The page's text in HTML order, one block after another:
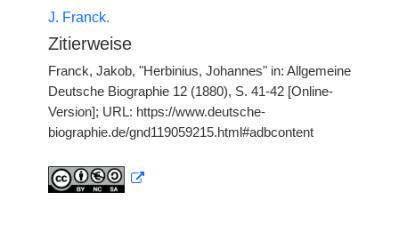
J. Franck.
Zitierweise
Franck, Jakob, "Herbinius, Johannes" in: Allgemeine
Deutsche Biographie 12 (1880), S. 41-42 [Online-
Version]; URL: https://www.deutsche-
biographie.de/gnd119059215.html#adbcontent